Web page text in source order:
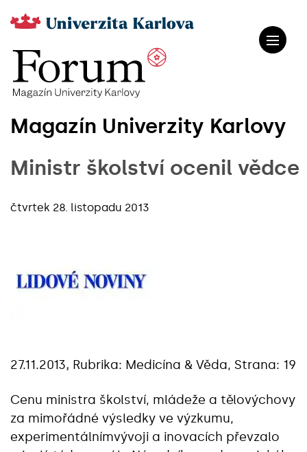
Magazín Univerzity Karlovy
Ministr školství ocenil vědce
čtvrtek 28. listopadu 2013
27.11.2013, Rubrika: Medicína & Věda, Strana: 19
Cenu ministra školství, mládeže a tělovýchovy
za mimořádné výsledky ve výzkumu,
experimentálnímvývoji a inovacích převzalo